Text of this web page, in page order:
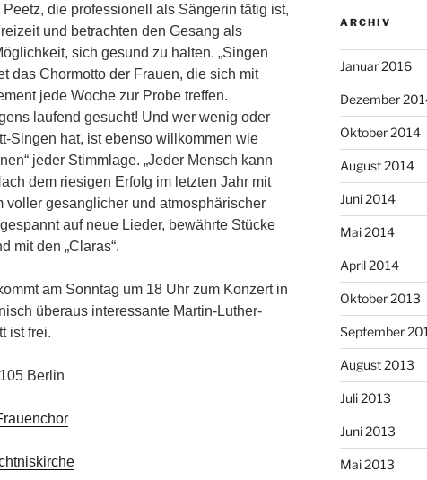
die professionell als Sängerin tätig ist,
und betrachten den Gesang als
sich gesund zu halten. „Singen
das Chormotto der Frauen, die sich mit
jede Woche zur Probe treffen.
laufend gesucht! Und wer wenig oder
Singen hat, ist ebenso willkommen wie
jeder Stimmlage. „Jeder Mensch kann
dem riesigen Erfolg im letzten Jahr mit
voller gesanglicher und atmosphärischer
auf neue Lieder, bewährte Stücke
mit den „Claras“.
am Sonntag um 18 Uhr zum Konzert in
überaus interessante Martin-Luther-
ist frei.
Berlin
ARCHIV
Januar 2016
Dezember
Oktober 2014
August 2014
Juni 2014
Mai 2014
April 2014
Oktober 2013
September
August 2013
Juli 2013
Juni 2013
Mai 2013